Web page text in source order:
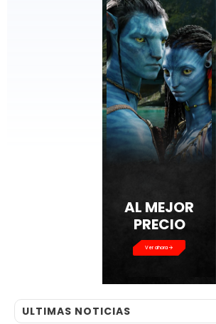
AL MEJOR
PRECIO
Ver ahora
ULTIMAS NOTICIAS